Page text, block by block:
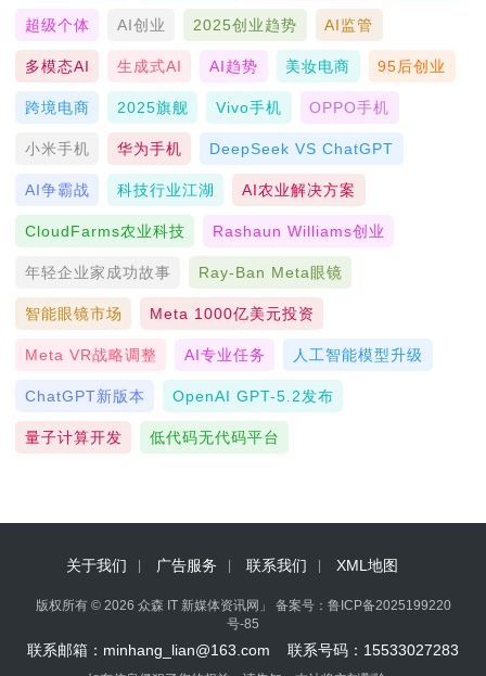
超级个体 AI创业 2025创业趋势 AI监管
多模态AI 生成式AI AI趋势 美妆电商 95后创业
跨境电商 2025旗舰 Vivo手机 OPPO手机
小米手机 华为手机 DeepSeek VS ChatGPT
AI争霸战 科技行业江湖 AI农业解决方案
CloudFarms农业科技 Rashaun Williams创业
年轻企业家成功故事 Ray-Ban Meta眼镜
智能眼镜市场 Meta 1000亿美元投资
Meta VR战略调整 AI专业任务 人工智能模型升级
ChatGPT新版本 OpenAI GPT-5.2发布
量子计算开发 低代码无代码平台
关于我们 广告服务 联系我们 XML地图
版权所有 © 2026 众森 IT 新媒体资讯网」 备案号： 鲁ICP备2025199220
号-85
联系邮箱：minhang_lian@163.com 联系号码：15533027283